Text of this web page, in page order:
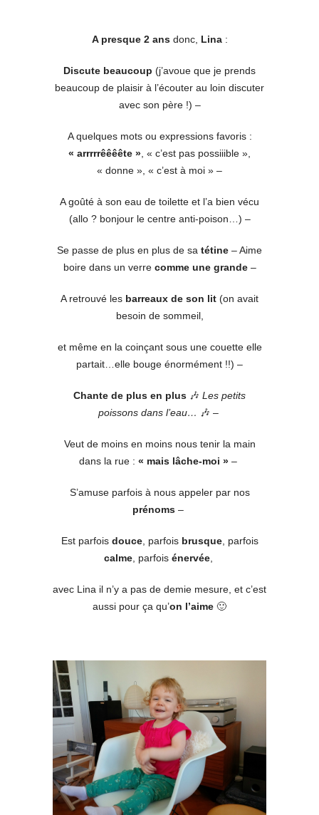
A presque 2 ansdonc, Lina:
Discute beaucoup (j’avoue que je prends
beaucoup de plaisir à l’écouter au loin discuter
avec son père !) –
A quelques mots ou expressions favoris :
« arrrrrêêêête » , « c’est pas possiiible »,
« donne », « c’est à moi » –
A goûté à son eau de toilette et l’a bien vécu
(allo ? bonjour le centre anti-poison…) –
Se passe de plus en plus de sa tétine – Aime
boire dans un verre comme une grande–
A retrouvé les barreaux de son lit (on avait
besoin de sommeil,
et même en la coinçant sous une couette elle
partait…elle bouge énormément !!) –
Chante de plus en plus 🎶 Les petits
poissons dans l’eau… 🎶 –
Veut de moins en moins nous tenir la main
dans la rue : « mais lâche-moi » –
S’amuse parfois à nous appeler par nos
prénoms –
Est parfois douce, parfois brusque, parfois
calme, parfois énervée,
avec Lina il n’y a pas de demie mesure, et c’est
aussi pour ça qu’on l’aime 🙂